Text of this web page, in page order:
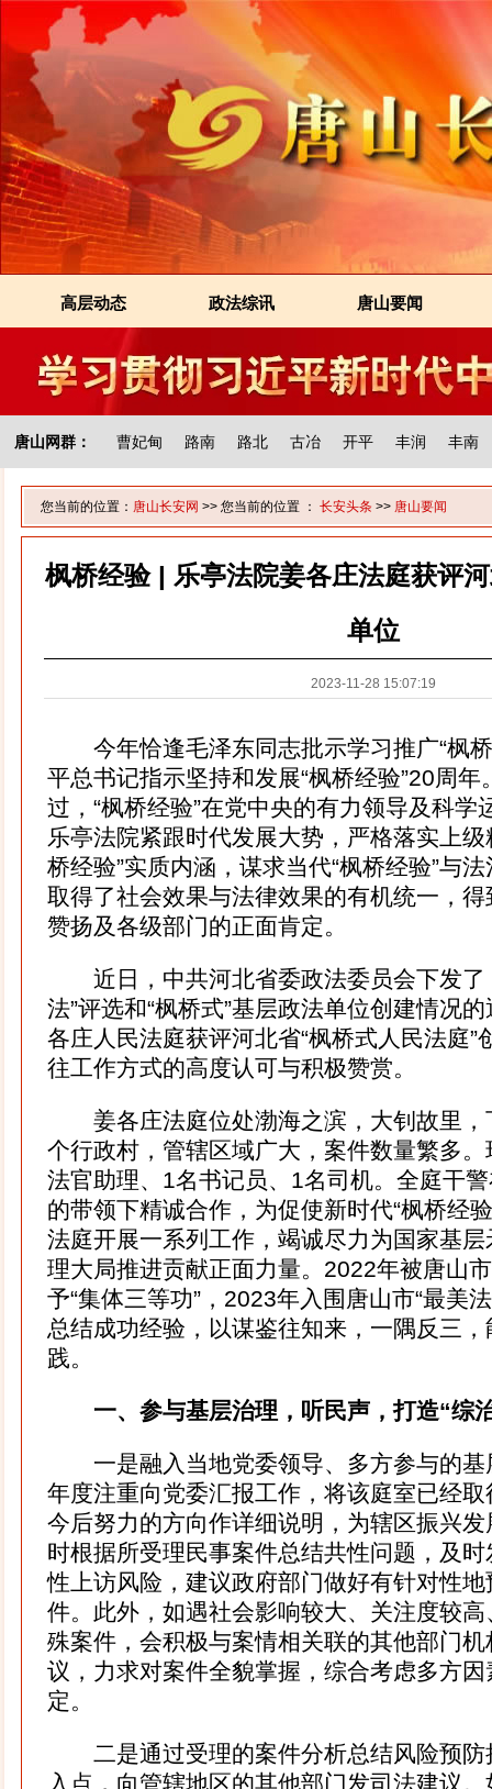
高层动态 政法综讯 唐山要闻
唐山网群： 曹妃甸 路南 路北 古冶 开平 丰润 丰南
您当前的位置： 唐山长安网 >> 您当前的位置 ： 长安头条 >> 唐山要闻
枫桥经验 | 乐亭法院姜各庄法庭获评
单位
2023-11-28 15:07:19
今年恰逢毛泽东同志批示学习推广“枫桥
平总书记指示坚持和发展“枫桥经验”20周年
过，“枫桥经验”在党中央的有力领导及科学
乐亭法院紧跟时代发展大势，严格落实上级
桥经验”实质内涵，谋求当代“枫桥经验”与
取得了社会效果与法律效果的有机统一，
赞扬及各级部门的正面肯定。
近日，中共河北省委政法委员会下发了
法”评选和“枫桥式”基层政法单位创建情况
各庄人民法庭获评河北省“枫桥式人民法庭”
往工作方式的高度认可与积极赞赏。
姜各庄法庭位处渤海之滨，大钊故里，
个行政村，管辖区域广大，案件数量繁多
法官助理、1名书记员、1名司机。全庭干
的带领下精诚合作，为促使新时代“枫桥经
法庭开展一系列工作，竭诚尽力为国家基
理大局推进贡献正面力量。2022年被唐山
予“集体三等功”，2023年入围唐山市“最美
总结成功经验，以谋鉴往知来，一隅反三
践。
一、参与基层治理，听民声，打造“综
一是融入当地党委领导、多方参与的基
年度注重向党委汇报工作，将该庭室已经
今后努力的方向作详细说明，为辖区振兴
时根据所受理民事案件总结共性问题，及
性上访风险，建议政府部门做好有针对性
件。此外，如遇社会影响较大、关注度较
殊案件，会积极与案情相关联的其他部门
议，力求对案件全貌掌握，综合考虑多方
定。
二是通过受理的案件分析总结风险预防
入点，向管辖地区的其他部门发司法建议